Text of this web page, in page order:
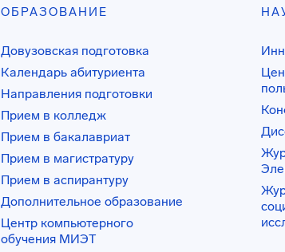
ОБРАЗОВАНИЕ
Довузовская подготовка
Календарь абитуриента
Направления подготовки
Прием в колледж
Прием в бакалавриат
Прием в магистратуру
Прием в аспирантуру
Дополнительное образование
Центр компьютерного
обучения МИЭТ